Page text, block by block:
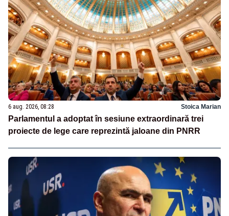
6 aug. 2026, 08:28 Stoica Marian
Parlamentul a adoptat în sesiune extraordinară trei
proiecte de lege care reprezintă jaloane din PNRR